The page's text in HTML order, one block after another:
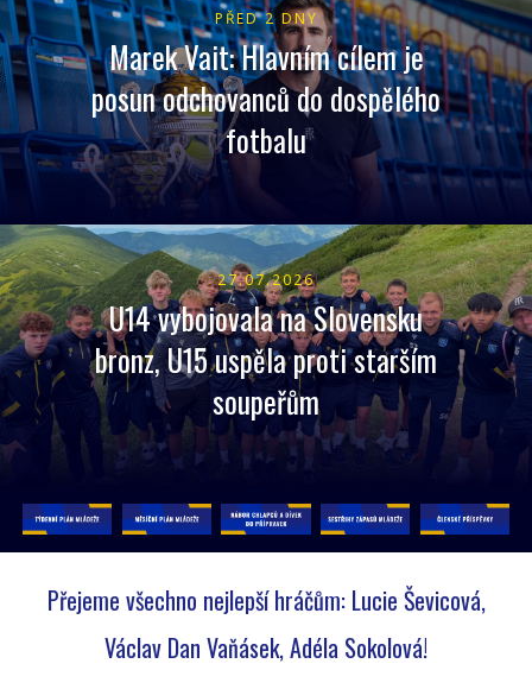
PŘED 2 DNY
Marek Vait: Hlavním cílem je
posun odchovanců do dospělého
fotbalu
27.07.2026
U14 vybojovala na Slovensku
bronz, U15 uspěla proti starším
soupeřům
Přejeme všechno nejlepší hráčům: Lucie Ševicová,
Václav Dan Vaňásek, Adéla Sokolová!